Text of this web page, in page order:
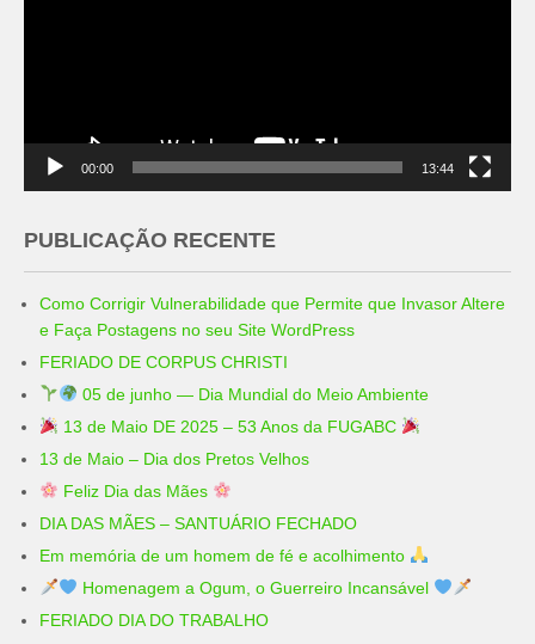
00:00 13:44
PUBLICAÇÃO RECENTE
Como Corrigir Vulnerabilidade que Permite que Invasor Altere
e Faça Postagens no seu Site WordPress
FERIADO DE CORPUS CHRISTI
05 de junho — Dia Mundial do Meio Ambiente
13 de Maio DE 2025 – 53 Anos da FUGABC
13 de Maio – Dia dos Pretos Velhos
Feliz Dia das Mães
DIA DAS MÃES – SANTUÁRIO FECHADO
Em memória de um homem de fé e acolhimento
Homenagem a Ogum, o Guerreiro Incansável
FERIADO DIA DO TRABALHO